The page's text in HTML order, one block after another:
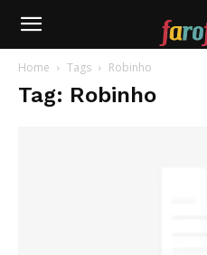
Farofafá
Home Tags Robinho
Tag: Robinho